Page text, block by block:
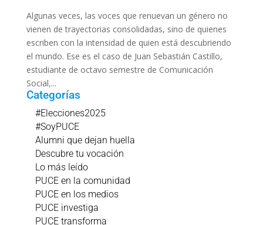
Algunas veces, las voces que renuevan un género no
vienen de trayectorias consolidadas, sino de quienes
escriben con la intensidad de quien está descubriendo
el mundo. Ese es el caso de Juan Sebastián Castillo,
estudiante de octavo semestre de Comunicación
Social,...
Categorías
#Elecciones2025
#SoyPUCE
Alumni que dejan huella
Descubre tu vocación
Lo más leído
PUCE en la comunidad
PUCE en los medios
PUCE investiga
PUCE transforma